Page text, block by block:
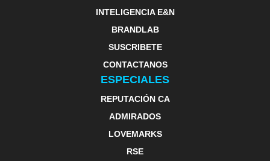
INTELIGENCIA E&N
BRANDLAB
SUSCRIBETE
CONTACTANOS
ESPECIALES
REPUTACIÓN CA
ADMIRADOS
LOVEMARKS
RSE